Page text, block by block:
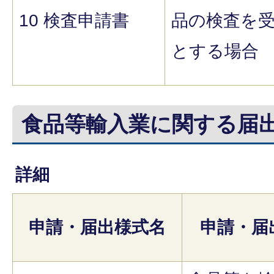
10 検査申請書
品の検査を
とする場合
食品等輸入業に関する届
詳細
申請・届出様式名 申請・届